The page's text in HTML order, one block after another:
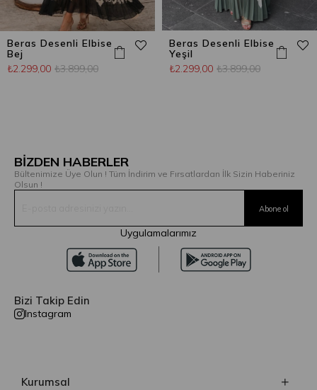
Beras Desenli Elbise
Bej
₺2.299,00 ₺3.899,00
Beras Desenli Elbise
Yeşil
₺2.299,00 ₺3.899,00
BİZDEN HABERLER
Bültenimize Üye Olun ! Tüm İndirim ve Fırsatlardan İlk Sizin Haberiniz
Olsun !
Uygulamalarımız
Bizi Takip Edin
Instagram
Kurumsal